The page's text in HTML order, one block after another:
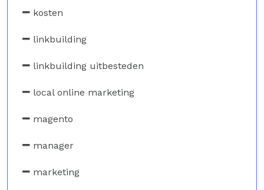
kosten
linkbuilding
linkbuilding uitbesteden
local online marketing
magento
manager
marketing